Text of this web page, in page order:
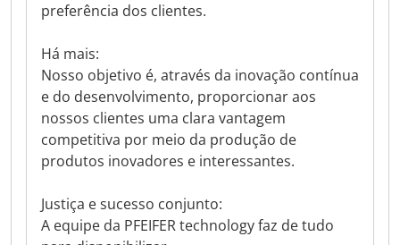
preferência dos clientes.
Há mais:
Nosso objetivo é, através da inovação contínua
e do desenvolvimento, proporcionar aos
nossos clientes uma clara vantagem
competitiva por meio da produção de
produtos inovadores e interessantes.
Justiça e sucesso conjunto:
A equipe da PFEIFER technology faz de tudo